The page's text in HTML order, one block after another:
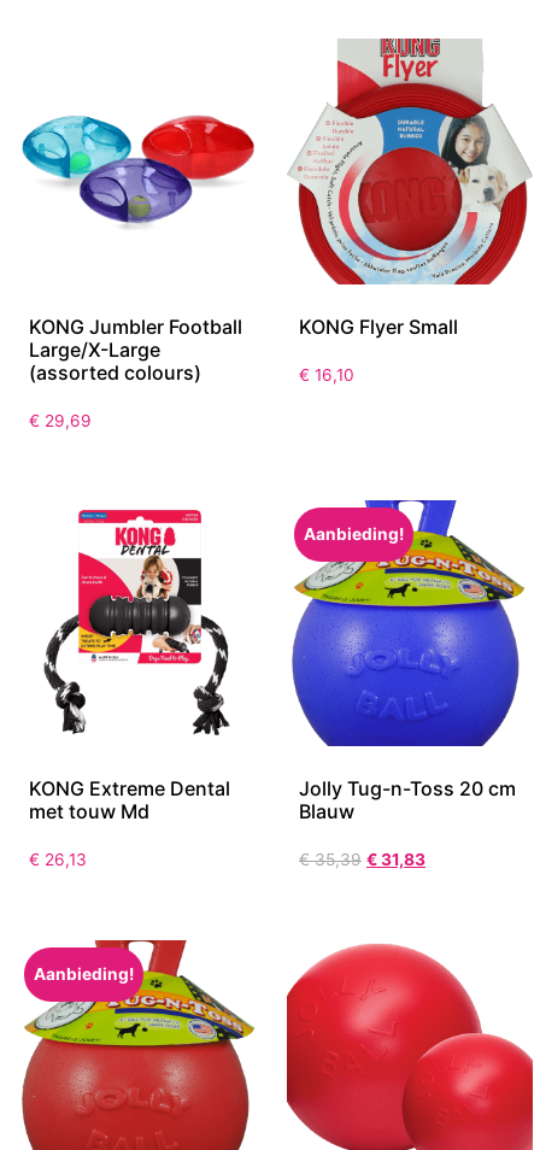
KONG Jumbler Football
Large/X-Large
(assorted colours)
€ 29,69
KONG Flyer Small
€ 16,10
KONG Extreme Dental
met touw Md
€ 26,13
Aanbieding!
Jolly Tug-n-Toss 20 cm
Blauw
€35,39 €31,83
Aanbieding!